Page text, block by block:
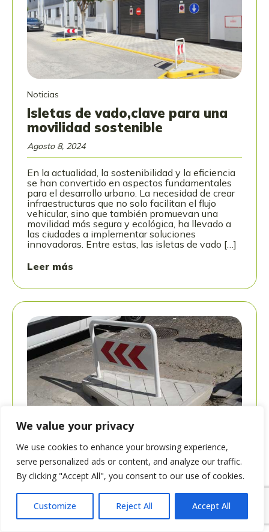
We value your privacy
We use cookies to enhance your browsing experience,
serve personalized ads or content, and analyze our traffic.
By clicking "Accept All", you consent to our use of cookies.
Customize Reject All Accept All
Noticias
Isletas de vado,clave para una
movilidad sostenible
Agosto 8, 2024
En la actualidad, la sostenibilidad y la eficiencia
se han convertido en aspectos fundamentales
para el desarrollo urbano. La necesidad de crear
infraestructuras que no solo facilitan el flujo
vehicular, sino que también promuevan una
movilidad más segura y ecológica, ha llevado a
las ciudades a implementar soluciones
innovadoras. Entre estas, las isletas de vado […]
Leer más
Noticias
Isleta de vado ¿para qué sirve?
Agosto 7, 2024